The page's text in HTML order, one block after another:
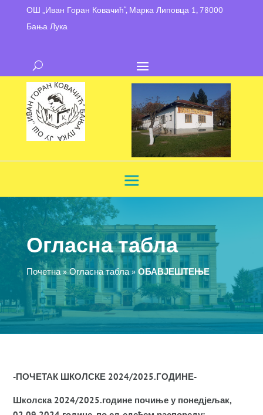
ОШ „Иван Горан Ковачић“, Марка Липовца 1, 78000
Бања Лука
Огласна табла
Почетна»Огласна табла» ОБАВЈЕШТЕЊЕ
-ПОЧЕТАК ШКОЛСКЕ 2024/2025.ГОДИНЕ-
Школска 2024/2025.године почиње у понедјељак,